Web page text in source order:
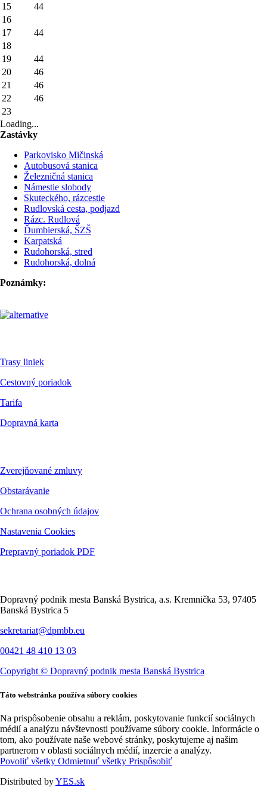
15
44
16
17
44
18
19
44
20
46
21
46
22
46
23
Loading...
Zastávky
Parkovisko Mičinská
Autobusová stanica
Železničná stanica
Námestie slobody
Skuteckého, rázcestie
Rudlovská cesta, podjazd
Rázc. Rudlová
Ďumbierská, ŠZŠ
Karpatská
Rudohorská, stred
Rudohorská, dolná
Poznámky:
Trasy liniek
Cestovný poriadok
Tarifa
Dopravná karta
Zverejňované zmluvy
Obstarávanie
Ochrana osobných údajov
Nastavenia Cookies
Prepravný poriadok PDF
Dopravný podnik mesta Banská Bystrica, a.s. Kremnička 53, 97405
Banská Bystrica 5
sekretariat@dpmbb.eu
00421 48 410 13 03
Copyright © Dopravný podnik mesta Banská Bystrica
Táto webstránka používa súbory cookies
Na prispôsobenie obsahu a reklám, poskytovanie funkcií sociálnych
médií a analýzu návštevnosti používame súbory cookie. Informácie o
tom, ako používate naše webové stránky, poskytujeme aj našim
partnerom v oblasti sociálnych médií, inzercie a analýzy.
Povoliť všetky Odmietnuť všetky Prispôsobiť
Distributed byYES.sk